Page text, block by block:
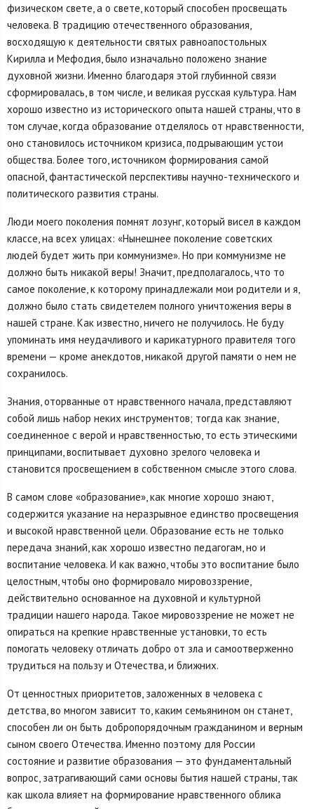
физическом свете, а о свете, который способен просвещать
человека. В традицию отечественного образования,
восходящую к деятельности святых равноапостольных
Кирилла и Мефодия, было изначально положено знание
духовной жизни. Именно благодаря этой глубинной связи
сформировалась, в том числе, и великая русская культура. Нам
хорошо известно из исторического опыта нашей страны, что в
том случае, когда образование отделялось от нравственности,
оно становилось источником кризиса, подрывающим устои
общества. Более того, источником формирования самой
опасной, фантастической перспективы научно-технического и
политического развития страны.
Люди моего поколения помнят лозунг, который висел в каждом
классе, на всех улицах: «Нынешнее поколение советских
людей будет жить при коммунизме». Но при коммунизме не
должно быть никакой веры! Значит, предполагалось, что то
самое поколение, к которому принадлежали мои родители и я,
должно было стать свидетелем полного уничтожения веры в
нашей стране. Как известно, ничего не получилось. Не буду
упоминать имя неудачливого и карикатурного правителя того
времени — кроме анекдотов, никакой другой памяти о нем не
сохранилось.
Знания, оторванные от нравственного начала, представляют
собой лишь набор неких инструментов; тогда как знание,
соединенное с верой и нравственностью, то есть этическими
принципами, воспитывает духовно зрелого человека и
становится просвещением в собственном смысле этого слова.
В самом слове «образование», как многие хорошо знают,
содержится указание на неразрывное единство просвещения
и высокой нравственной цели. Образование есть не только
передача знаний, как хорошо известно педагогам, но и
воспитание человека. И как важно, чтобы это воспитание было
целостным, чтобы оно формировало мировоззрение,
действительно основанное на духовной и культурной
традиции нашего народа. Такое мировоззрение не может не
опираться на крепкие нравственные установки, то есть
помогать человеку отличать добро от зла и самоотверженно
трудиться на пользу и Отечества, и ближних.
От ценностных приоритетов, заложенных в человека с
детства, во многом зависит то, каким семьянином он станет,
способен ли он быть добропорядочным гражданином и верным
сыном своего Отечества. Именно поэтому для России
состояние и развитие образования — это фундаментальный
вопрос, затрагивающий сами основы бытия нашей страны, так
как школа влияет на формирование нравственного облика